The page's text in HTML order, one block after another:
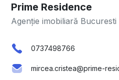
Prime Residence
Agenție imobiliară Bucuresti
0737498766
mircea.cristea@prime-